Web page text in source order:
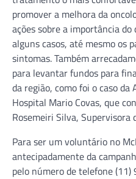
promover a melhora da
ações sobre a importância
alguns casos, até mesmo os
sintomas. Também
para levantar fundos para
da região, como foi o caso
Hospital Mario Covas, que
Rosemeiri Silva, Supervisora
Para ser um voluntário no
antecipadamente da
pelo número de telefone